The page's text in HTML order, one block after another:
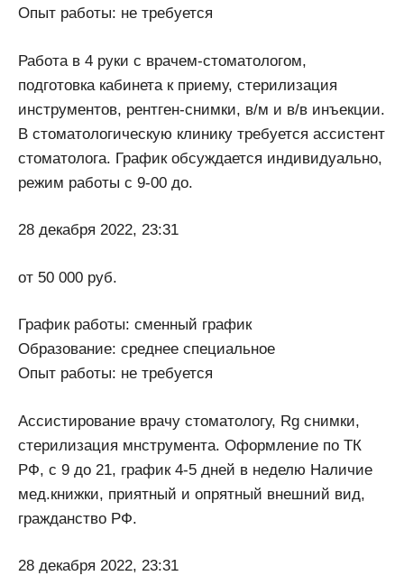
Опыт работы: не требуется
Работа в 4 руки с врачем-стоматологом,
подготовка кабинета к приему, стерилизация
инструментов, рентген-снимки, в/м и в/в инъекции.
В стоматологическую клинику требуется ассистент
стоматолога. График обсуждается индивидуально,
режим работы с 9-00 до.
28 декабря 2022, 23:31
от 50 000 руб.
График работы: сменный график
Образование: среднее специальное
Опыт работы: не требуется
Ассистирование врачу стоматологу, Rg снимки,
стерилизация мнструмента. Оформление по ТК
РФ, с 9 до 21, график 4-5 дней в неделю Наличие
мед.книжки, приятный и опрятный внешний вид,
гражданство РФ.
28 декабря 2022, 23:31